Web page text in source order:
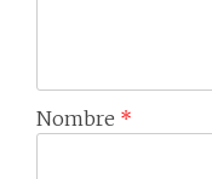
Nombre *